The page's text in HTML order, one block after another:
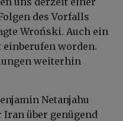
des Vorfalls
Wroński. Auch ein
worden.
weiterhin
Netanjahu
über genügend